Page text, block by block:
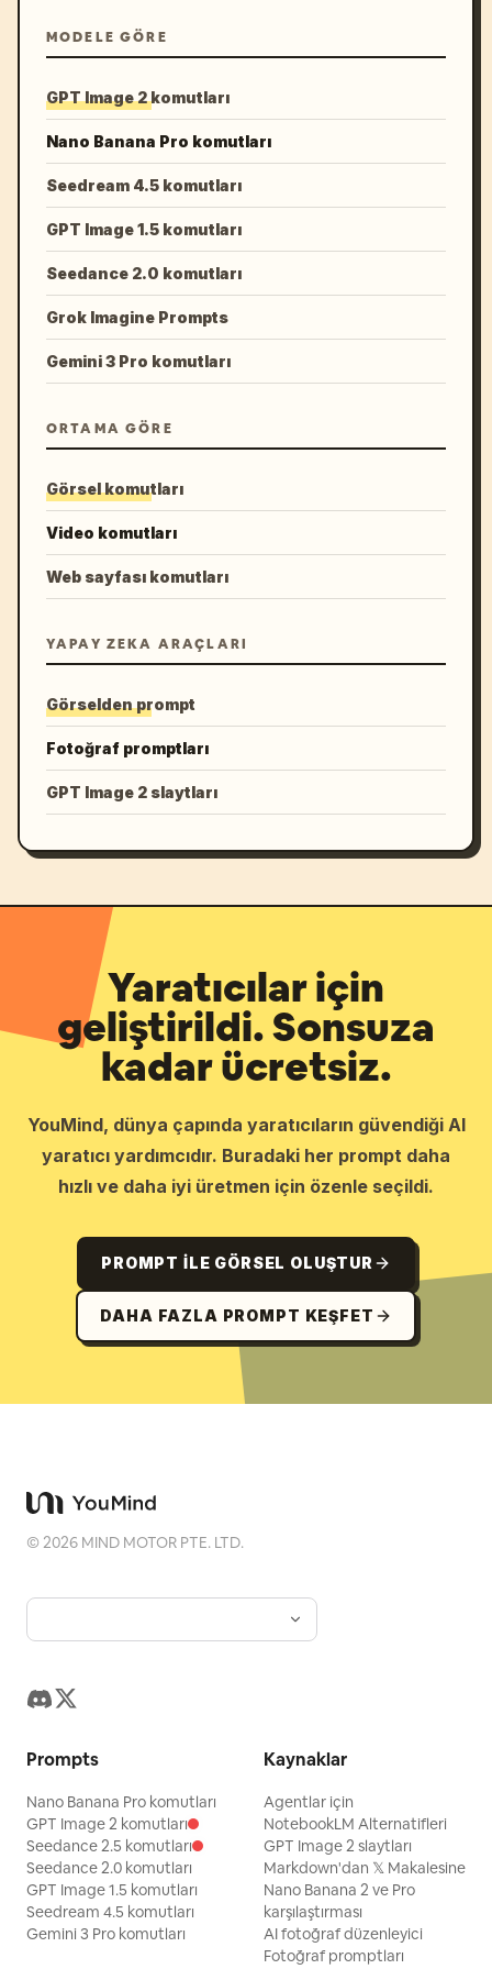
MODELE GÖRE
GPT Image 2 komutları
Nano Banana Pro komutları
Seedream 4.5 komutları
GPT Image 1.5 komutları
Seedance 2.0 komutları
Grok Imagine Prompts
Gemini 3 Pro komutları
ORTAMA GÖRE
Görsel komutları
Video komutları
Web sayfası komutları
YAPAY ZEKA ARAÇLARI
Görselden prompt
Fotoğraf promptları
GPT Image 2 slaytları
Yaratıcılar için
geliştirildi. Sonsuza
kadar ücretsiz.
YouMind, dünya çapında yaratıcıların güvendiği AI
yaratıcı yardımcıdır. Buradaki her prompt daha
hızlı ve daha iyi üretmen için özenle seçildi.
PROMPT ILE GÖRSEL OLUŞTUR
DAHA FAZLA PROMPT KEŞFET
©2026 MIND MOTOR PTE. LTD.
Prompts
Nano Banana Pro komutları
GPT Image 2 komutları
Seedance 2.5 komutları
Seedance 2.0 komutları
GPT Image 1.5 komutları
Seedream 4.5 komutları
Gemini 3 Pro komutları
Kaynaklar
Agentlar için
NotebookLM Alternatifleri
GPT Image 2 slaytları
Markdown'dan 𝕏 Makalesine
Nano Banana 2 ve Pro
karşılaştırması
AI fotoğraf düzenleyici
Fotoğraf promptları